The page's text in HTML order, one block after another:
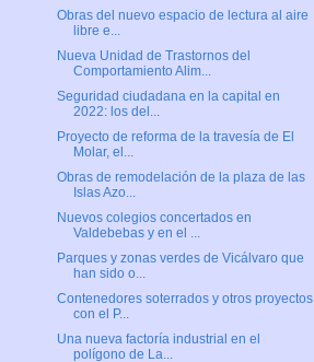
Obras del nuevo espacio de lectura al aire
libre e...
Nueva Unidad de Trastornos del
Comportamiento Alim...
Seguridad ciudadana en la capital en
2022: los del...
Proyecto de reforma de la travesía de El
Molar, el...
Obras de remodelación de la plaza de las
Islas Azo...
Nuevos colegios concertados en
Valdebebas y en el ...
Parques y zonas verdes de Vicálvaro que
han sido o...
Contenedores soterrados y otros proyectos
con el P...
Una nueva factoría industrial en el
polígono de La...